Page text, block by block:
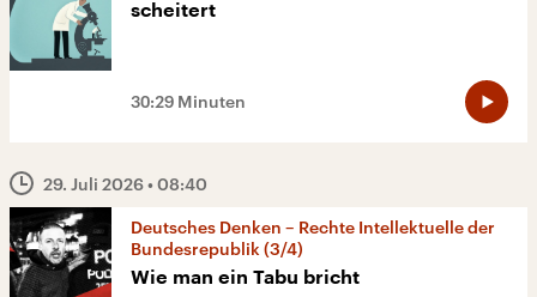
scheitert
30:29 Minuten
29. Juli 2026• 08:40
Deutsches Denken – Rechte Intellektuelle der
Bundesrepublik (3/4)
Wie man ein Tabu bricht